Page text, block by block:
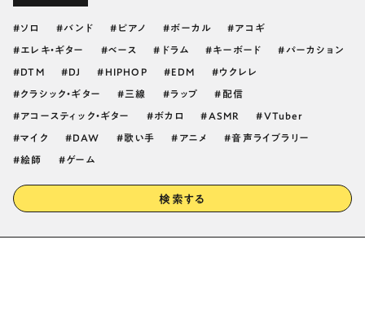
ソロ バンド ピアノ ボーカル アコギ
エレキ・ギター ベース ドラム キーボード パーカション
DTM DJ HIPHOP EDM ウクレレ
クラシック・ギター 三線 ラップ 配信
アコースティック・ギター ボカロ ASMR VTuber
マイク DAW 歌い手 アニメ 音声ライブラリー
絵師 ゲーム
検索する